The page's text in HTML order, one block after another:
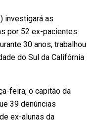
investigará as
por 52 ex-pacientes
30 anos, trabalhou
do Sul da Califórnia
feira, o capitão da
39 denúncias
ex-alunas da